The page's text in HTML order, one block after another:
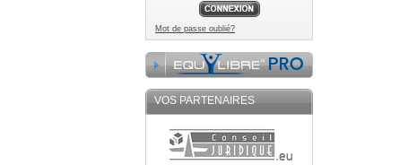
Mot de passe oublié?
VOS PARTENAIRES